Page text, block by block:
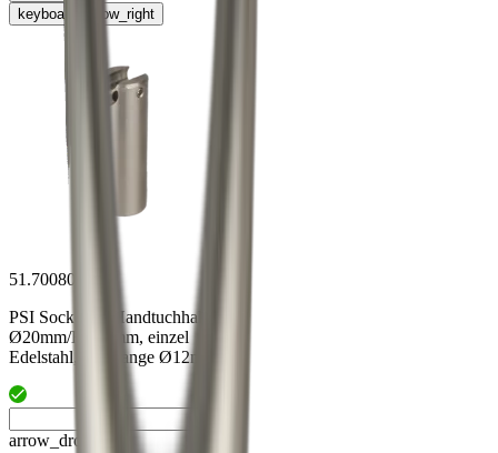
keyboard_arrow_right
51.70080.10
PSI Sockel zu Handtuchhalter
Ø20mm/H=60mm, einzel
Edelstahl, für Stange Ø12mm
arrow_drop_up